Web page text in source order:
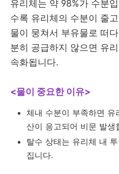
유리체는 약 98%가 수분
수록 유리체의 수분이 줄
물이 뭉쳐서 부유물로 떠
분히 공급하지 않으면 유
속화됩니다.
<물이 중요한 이유>
체내 수분이 부족하면 유
산이 응고되어 비문 발생
탈수 상태는 유리체 내
집니다.